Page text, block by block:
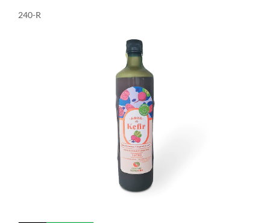
240-R